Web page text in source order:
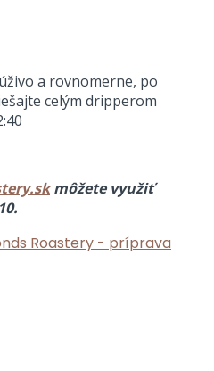
a rovnomerne, po
celým dripperom
môžete využiť